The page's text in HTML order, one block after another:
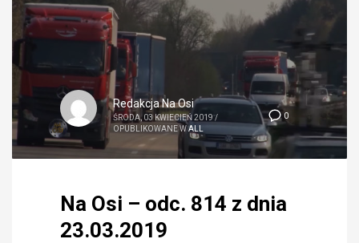
0
Redakcja Na Osi
ŚRODA, 03 KWIECIEŃ 2019 /
OPUBLIKOWANE WALL
Na Osi – odc. 814 z dnia
23.03.2019